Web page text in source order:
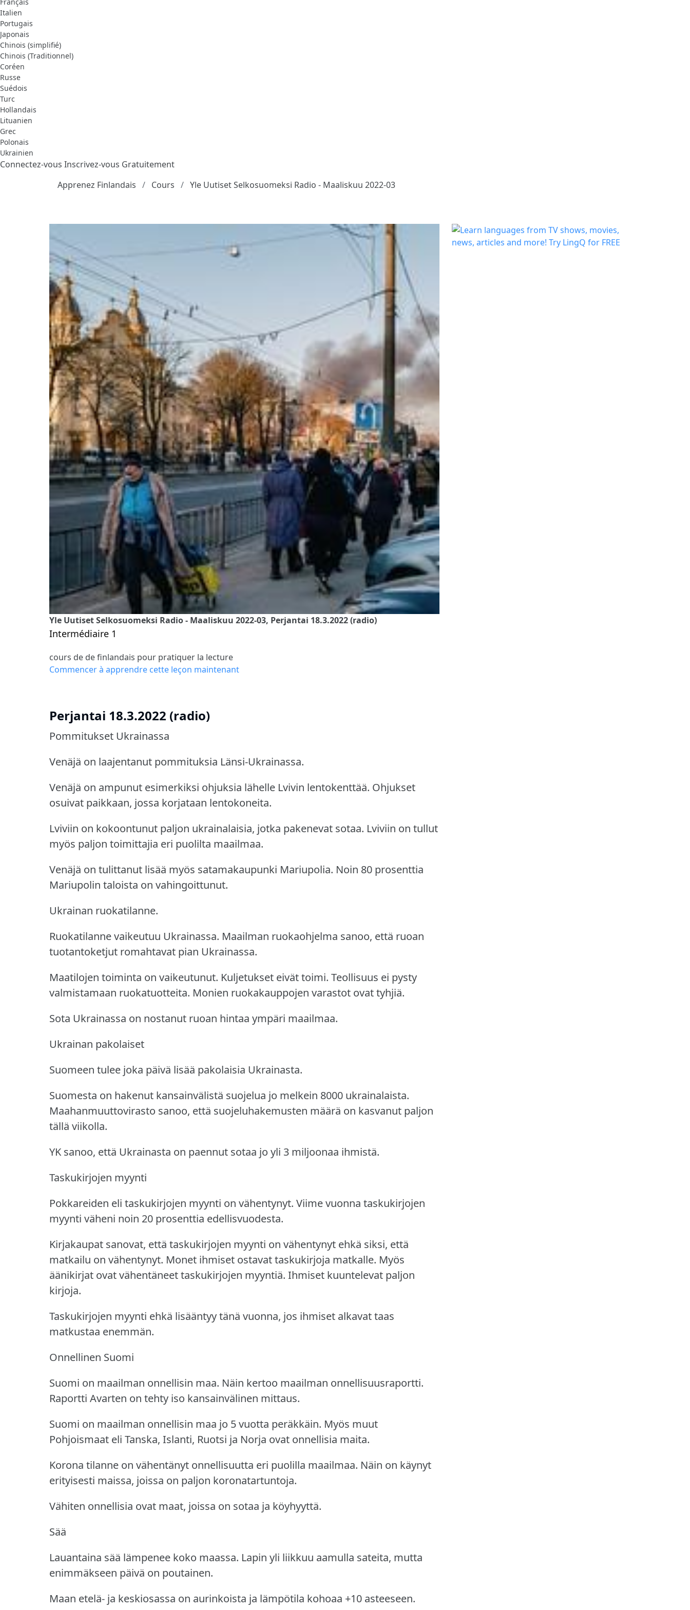
Italien
Portugais
Japonais
Chinois (simplifié)
Chinois (Traditionnel)
Coréen
Russe
Suédois
Turc
Hollandais
Lituanien
Grec
Polonais
Ukrainien
Connectez-vous Inscrivez-vous Gratuitement
Apprenez Finlandais
Cours Yle Uutiset Selkosuomeksi Radio - Maaliskuu 2022-03
Yle Uutiset Selkosuomeksi Radio - Maaliskuu 2022-03, Perjantai 18.3.2022 (radio)
Intermédiaire 1
cours de de finlandais pour pratiquer la lecture
Commencer à apprendre cette leçon maintenant
Perjantai 18.3.2022 (radio)
Pommitukset Ukrainassa
Venäjä on laajentanut pommituksia Länsi-Ukrainassa.
Venäjä on ampunut esimerkiksi ohjuksia lähelle Lvivin lentokenttää. Ohjukset
osuivat paikkaan, jossa korjataan lentokoneita.
Lviviin on kokoontunut paljon ukrainalaisia, jotka pakenevat sotaa. Lviviin on tullut
myös paljon toimittajia eri puolilta maailmaa.
Venäjä on tulittanut lisää myös satamakaupunki Mariupolia. Noin 80 prosenttia
Mariupolin taloista on vahingoittunut.
Ukrainan ruokatilanne.
Ruokatilanne vaikeutuu Ukrainassa. Maailman ruokaohjelma sanoo, että ruoan
tuotantoketjut romahtavat pian Ukrainassa.
Maatilojen toiminta on vaikeutunut. Kuljetukset eivät toimi. Teollisuus ei pysty
valmistamaan ruokatuotteita. Monien ruokakauppojen varastot ovat tyhjiä.
Sota Ukrainassa on nostanut ruoan hintaa ympäri maailmaa.
Ukrainan pakolaiset
Suomeen tulee joka päivä lisää pakolaisia Ukrainasta.
Suomesta on hakenut kansainvälistä suojelua jo melkein 8000 ukrainalaista.
Maahanmuuttovirasto sanoo, että suojeluhakemusten määrä on kasvanut paljon
tällä viikolla.
YK sanoo, että Ukrainasta on paennut sotaa jo yli 3 miljoonaa ihmistä.
Taskukirjojen myynti
Pokkareiden eli taskukirjojen myynti on vähentynyt. Viime vuonna taskukirjojen
myynti väheni noin 20 prosenttia edellisvuodesta.
Kirjakaupat sanovat, että taskukirjojen myynti on vähentynyt ehkä siksi, että
matkailu on vähentynyt. Monet ihmiset ostavat taskukirjoja matkalle. Myös
äänikirjat ovat vähentäneet taskukirjojen myyntiä. Ihmiset kuuntelevat paljon
kirjoja.
Taskukirjojen myynti ehkä lisääntyy tänä vuonna, jos ihmiset alkavat taas
matkustaa enemmän.
Onnellinen Suomi
Suomi on maailman onnellisin maa. Näin kertoo maailman onnellisuusraportti.
Raportti Avarten on tehty iso kansainvälinen mittaus.
Suomi on maailman onnellisin maa jo 5 vuotta peräkkäin. Myös muut
Pohjoismaat eli Tanska, Islanti, Ruotsi ja Norja ovat onnellisia maita.
Korona tilanne on vähentänyt onnellisuutta eri puolilla maailmaa. Näin on käynyt
erityisesti maissa, joissa on paljon koronatartuntoja.
Vähiten onnellisia ovat maat, joissa on sotaa ja köyhyyttä.
Sää
Lauantaina sää lämpenee koko maassa. Lapin yli liikkuu aamulla sateita, mutta
enimmäkseen päivä on poutainen.
Maan etelä- ja keskiosassa on aurinkoista ja lämpötila kohoaa +10 asteeseen.